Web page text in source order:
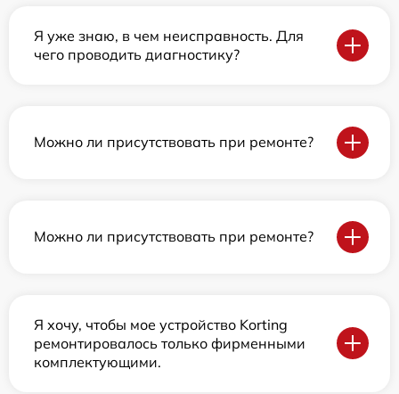
Я уже знаю, в чем неисправность. Для
чего проводить диагностику?
Можно ли присутствовать при ремонте?
Можно ли присутствовать при ремонте?
Я хочу, чтобы мое устройство Korting
ремонтировалось только фирменными
комплектующими.